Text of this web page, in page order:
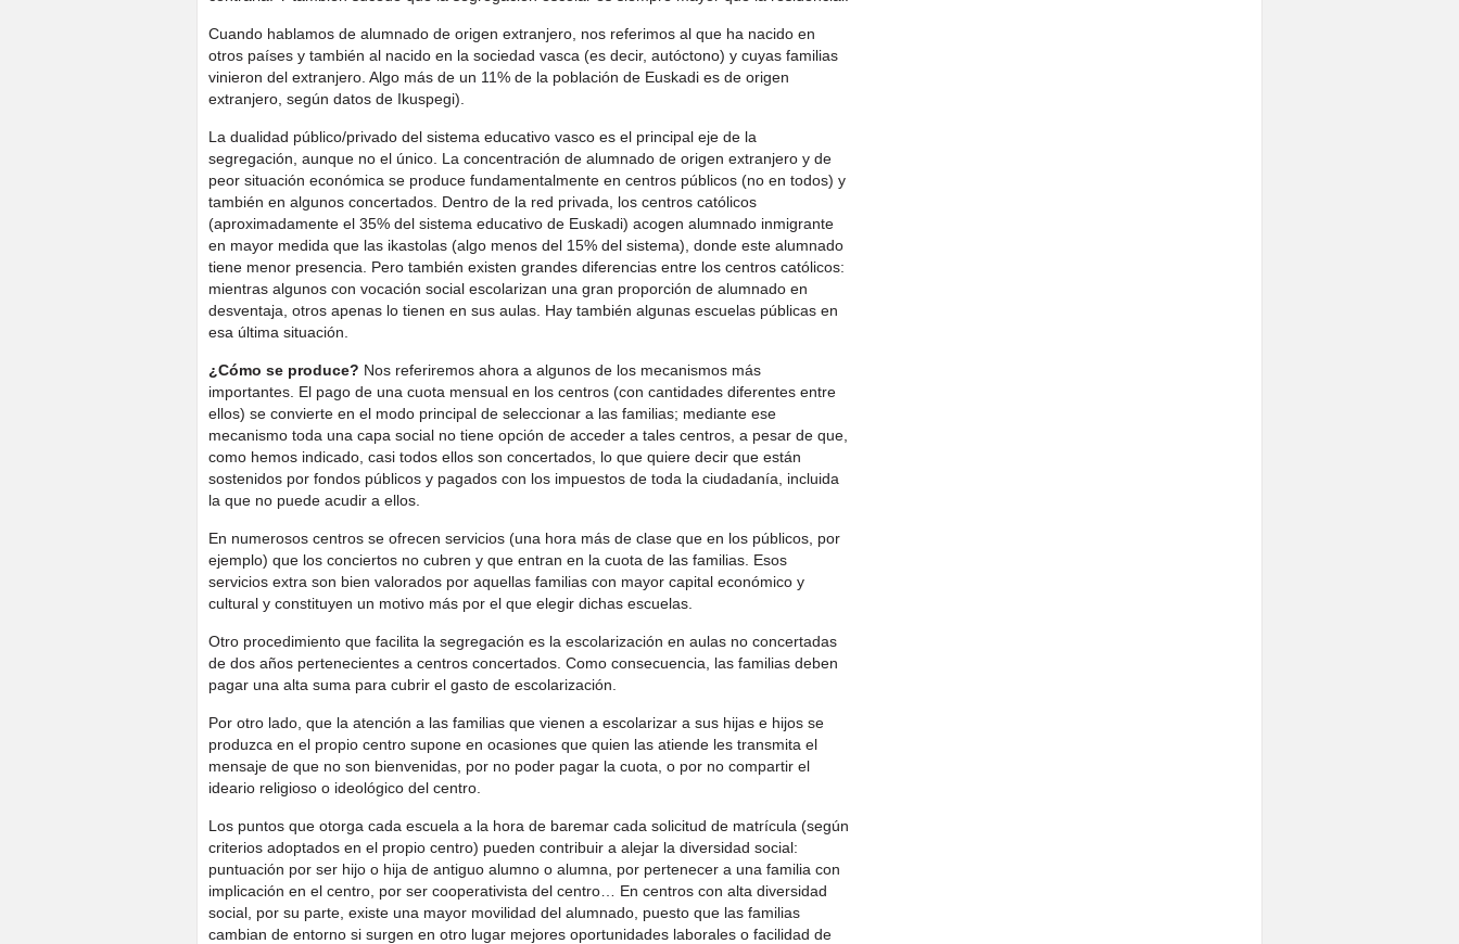
Cuando hablamos de alumnado de origen extranjero, nos referimos al que ha nacido en
otros países y también al nacido en la sociedad vasca (es decir, autóctono) y cuyas familias
vinieron del extranjero. Algo más de un 11% de la población de Euskadi es de origen
extranjero, según datos de Ikuspegi).
La dualidad público/privado del sistema educativo vasco es el principal eje de la
segregación, aunque no el único. La concentración de alumnado de origen extranjero y de
peor situación económica se produce fundamentalmente en centros públicos (no en todos) y
también en algunos concertados. Dentro de la red privada, los centros católicos
(aproximadamente el 35% del sistema educativo de Euskadi) acogen alumnado inmigrante
en mayor medida que las ikastolas (algo menos del 15% del sistema), donde este alumnado
tiene menor presencia. Pero también existen grandes diferencias entre los centros católicos:
mientras algunos con vocación social escolarizan una gran proporción de alumnado en
desventaja, otros apenas lo tienen en sus aulas. Hay también algunas escuelas públicas en
esa última situación.
¿Cómo se produce? Nos referiremos ahora a algunos de los mecanismos más
importantes. El pago de una cuota mensual en los centros (con cantidades diferentes entre
ellos) se convierte en el modo principal de seleccionar a las familias; mediante ese
mecanismo toda una capa social no tiene opción de acceder a tales centros, a pesar de que,
como hemos indicado, casi todos ellos son concertados, lo que quiere decir que están
sostenidos por fondos públicos y pagados con los impuestos de toda la ciudadanía, incluida
la que no puede acudir a ellos.
En numerosos centros se ofrecen servicios (una hora más de clase que en los públicos, por
ejemplo) que los conciertos no cubren y que entran en la cuota de las familias. Esos
servicios extra son bien valorados por aquellas familias con mayor capital económico y
cultural y constituyen un motivo más por el que elegir dichas escuelas.
Otro procedimiento que facilita la segregación es la escolarización en aulas no concertadas
de dos años pertenecientes a centros concertados. Como consecuencia, las familias deben
pagar una alta suma para cubrir el gasto de escolarización.
Por otro lado, que la atención a las familias que vienen a escolarizar a sus hijas e hijos se
produzca en el propio centro supone en ocasiones que quien las atiende les transmita el
mensaje de que no son bienvenidas, por no poder pagar la cuota, o por no compartir el
ideario religioso o ideológico del centro.
Los puntos que otorga cada escuela a la hora de baremar cada solicitud de matrícula (según
criterios adoptados en el propio centro) pueden contribuir a alejar la diversidad social:
puntuación por ser hijo o hija de antiguo alumno o alumna, por pertenecer a una familia con
implicación en el centro, por ser cooperativista del centro… En centros con alta diversidad
social, por su parte, existe una mayor movilidad del alumnado, puesto que las familias
cambian de entorno si surgen en otro lugar mejores oportunidades laborales o facilidad de